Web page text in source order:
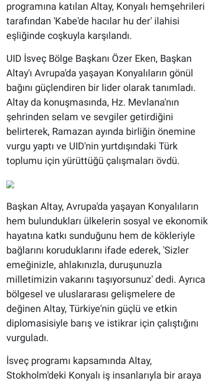
programına katılan Altay, Konyalı hemşehrileri
tarafından 'Kabe'de hacılar hu der' ilahisi
eşliğinde coşkuyla karşılandı.
UID İsveç Bölge Başkanı Özer Eken, Başkan
Altay'ı Avrupa'da yaşayan Konyalıların gönül
bağını güçlendiren bir lider olarak tanımladı.
Altay da konuşmasında, Hz. Mevlana'nın
şehrinden selam ve sevgiler getirdiğini
belirterek, Ramazan ayında birliğin önemine
vurgu yaptı ve UID'nin yurtdışındaki Türk
toplumu için yürüttüğü çalışmaları övdü.
Başkan Altay, Avrupa'da yaşayan Konyalıların
hem bulundukları ülkelerin sosyal ve ekonomik
hayatına katkı sunduğunu hem de kökleriyle
bağlarını koruduklarını ifade ederek, 'Sizler
emeğinizle, ahlakınızla, duruşunuzla
milletimizin vakarını taşıyorsunuz' dedi. Ayrıca
bölgesel ve uluslararası gelişmelere de
değinen Altay, Türkiye'nin güçlü ve etkin
diplomasisiyle barış ve istikrar için çalıştığını
vurguladı.
İsveç programı kapsamında Altay,
Stokholm'deki Konyalı iş insanlarıyla bir araya